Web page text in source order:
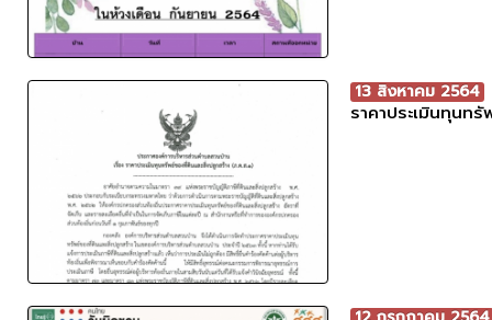
13 สิงหาคม 2564
ราคาประเมินทุนท